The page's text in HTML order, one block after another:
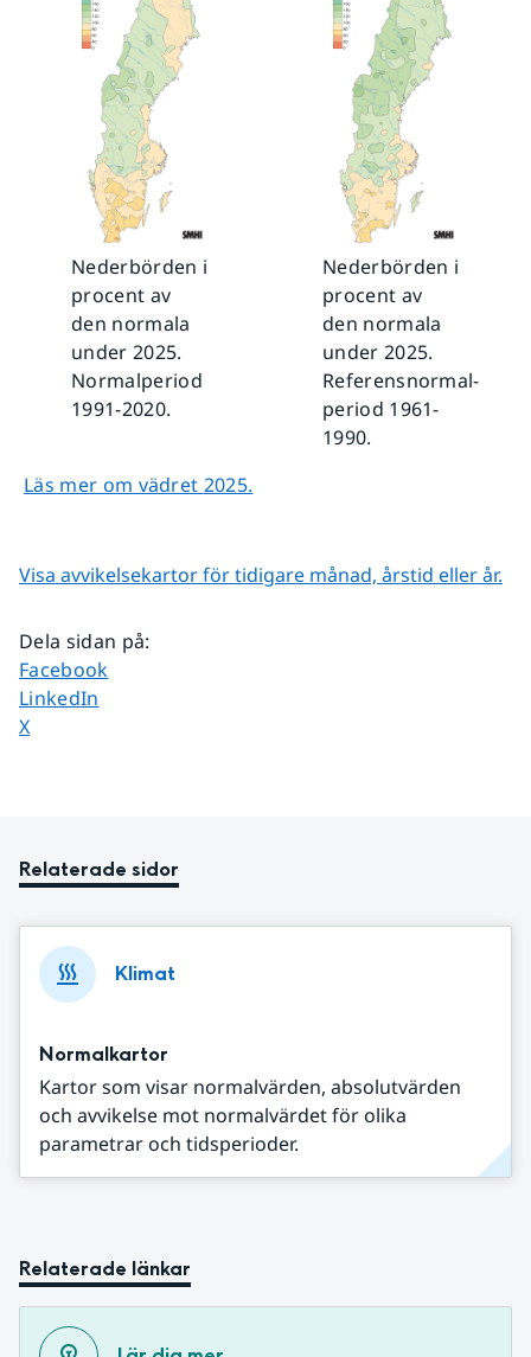
Nederbörden i
procent av
den normala
under 2025.
Normalperiod
1991-2020.
Nederbörden i
procent av
den normala
under 2025.
Referensnormal­
period 1961-
1990.
Läs mer om vädret 2025.
Visa avvikelsekartor för tidigare månad, årstid eller år.
Dela sidan på:
Dela sidan på
Facebook
Dela sidan på
LinkedIn
Dela sidan på
X
Relaterade sidor
Klimat
Normalkartor
Kartor som visar normalvärden, absolutvärden
och avvikelse mot normalvärdet för olika
parametrar och tidsperioder.
Relaterade länkar